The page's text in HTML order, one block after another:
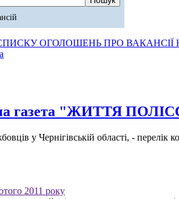
ОГОЛОШЕНЬ ПРО ВАКАНСІЇ
газета "ЖИТТЯ
у Чернігівській області, -
2011 року